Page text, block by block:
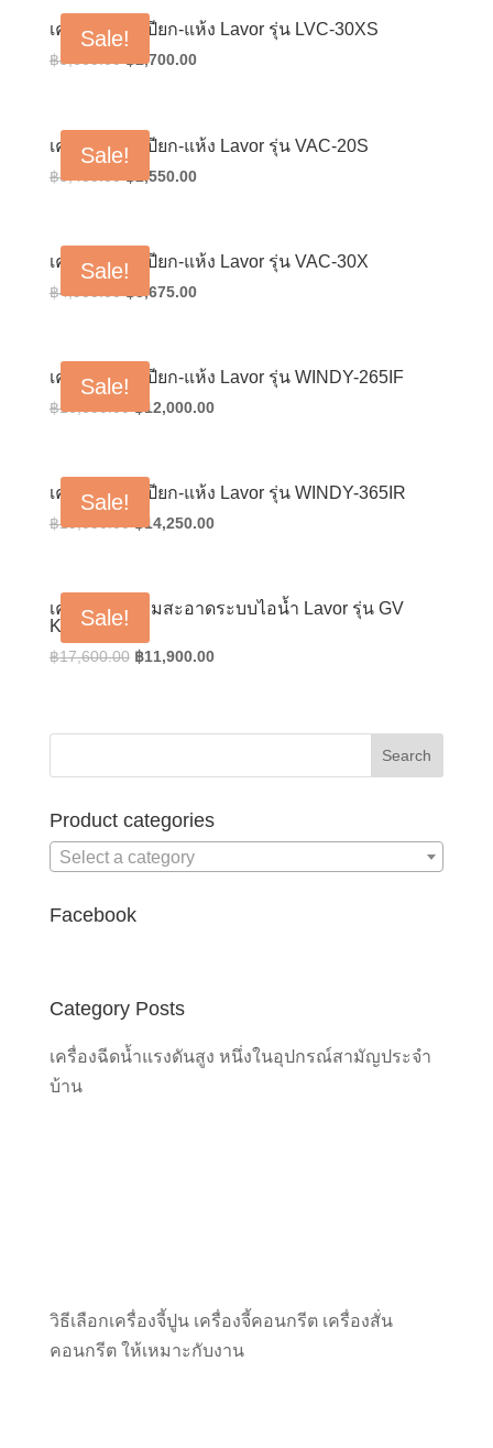
฿3,200.00.฿2,400.00.
Sale!
เครื่องดูดฝุ่นเปียก-แห้ง Lavor รุ่น LVC-30XS
฿3,600.00
Original
฿3,600.00.
฿2,700.00Current
฿2,700.00.
Sale!
เครื่องดูดฝุ่นเปียก-แห้ง Lavor รุ่น VAC-20S
฿3,400.00
Original
฿3,400.00.
2,550.00Current
฿2,550.00.
Sale!
เครื่องดูดฝุ่นเปียก-แห้ง Lavor รุ่น VAC-30X
฿4,900.00
Original
฿4,900.00.
3,675.00Current
฿3,675.00.
Sale!
เครื่องดูดฝุ่นเปียก-แห้ง Lavor รุ่น WINDY-265IF
฿16,000.00
Original
฿16,000.00.
12,000.00Current
฿12,000.00.
Sale!
เครื่องดูดฝุ่นเปียก-แห้ง Lavor รุ่น WINDY-365IR
฿19,000.00
Original
฿19,000.00.
฿14,250.00Current
฿14,250.00.
Sale!
เครื่องทำความสะอาดระบบไอน้ำ Lavor รุ่น GV
KONE
฿17,600.00 Original
฿17,600.00.
฿11,900.00Current
฿11,900.00.
Product categories
Select a category
Facebook
Category Posts
เครื่องฉีดน้ำแรงดันสูง หนึ่งในอุปกรณ์สามัญประจำ
บ้าน
วิธีเลือกเครื่องจี้ปูน เครื่องจี้คอนกรีต เครื่องสั่น
คอนกรีต ให้เหมาะกับงาน